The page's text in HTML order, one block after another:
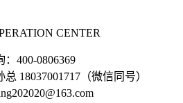
CENTER
400-0806369
总 18037001717（微信同号）